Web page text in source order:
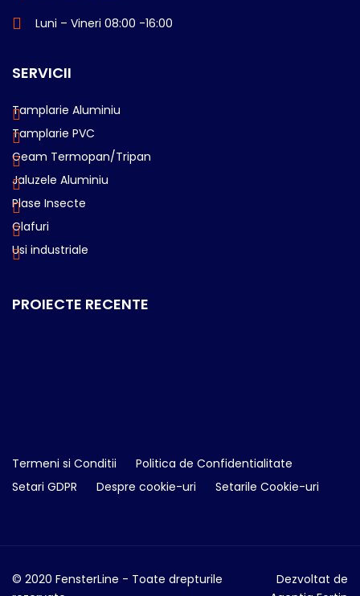
Luni – Vineri 08:00 -16:00
SERVICII
Tamplarie Aluminiu
Tamplarie PVC
Geam Termopan/Tripan
Jaluzele Aluminiu
Plase Insecte
Glafuri
Usi industriale
PROIECTE RECENTE
Termeni si Conditii
Politica de Confidentialitate
Setari GDPR
Despre cookie-uri Setarile Cookie-uri
© 2020 FensterLine - Toate drepturile
Dezvoltat de